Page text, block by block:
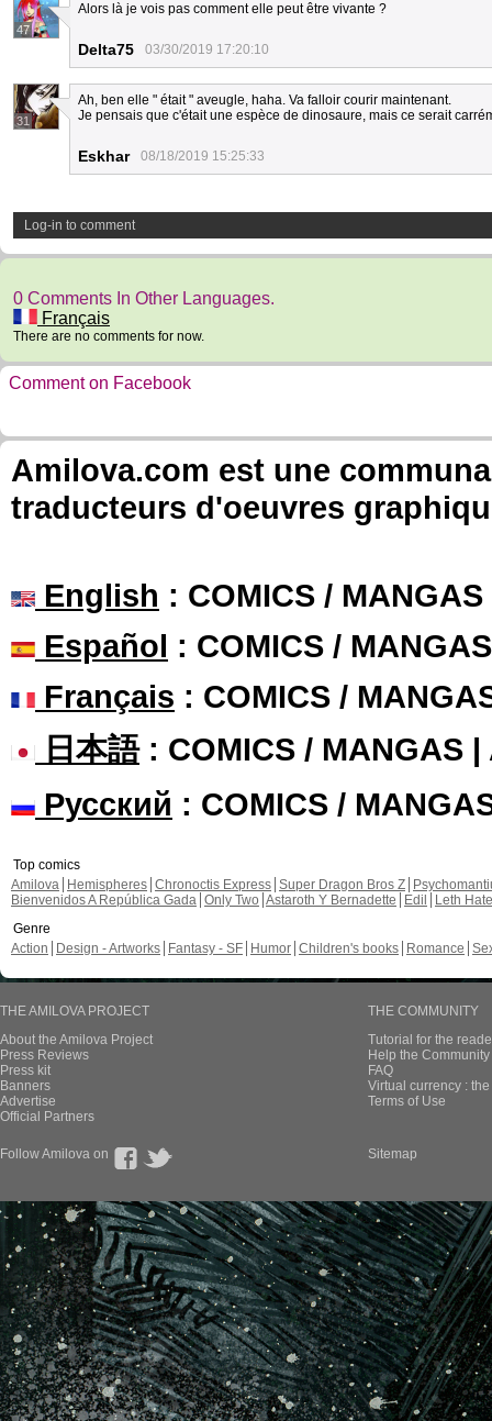
47
Alors là je vois pas comment elle peut être vivante ?
Delta75 03/30/2019 17:20:10
31
Ah, ben elle " était " aveugle, haha. Va falloir courir maintenant.
Je pensais que c'était une espèce de dinosaure, mais ce serait
Eskhar 08/18/2019 15:25:33
Log-in to comment
0 Comments In Other Languages.
Français
There are no comments for now.
Comment on Facebook
Amilova.com est une
traducteurs d'oeuvres
English : COMICS /
Español : COMICS /
Français : COMICS /
日本語: COMICS / MANGAS |
Русский : COMICS /
Top comics
Amilova
Hemispheres Chronoctis Express Super Dragon Bros Z
Bienvenidos A República Gada Only Two Astaroth Y Bernadette Edil
Leth Hate
Genre
Action
Design - Artworks Fantasy - SF Humor Children's books Romance
THE AMILOVA PROJECT
About the Amilova Project
Press Reviews
Press kit
Banners
Advertise
Official Partners
THE COMMUNITY
Tutorial for the
Help the
FAQ
Virtual currency :
Terms of Use
Follow Amilova on Sitemap